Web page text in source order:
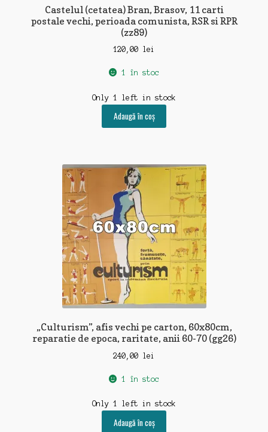
Castelul (cetatea) Bran, Brasov, 11 carti
postale vechi, perioada comunista, RSR si RPR
(zz89)
120,00 lei
1 în stoc
Only 1 left in stock
Adaugă în coș
„Culturism”, afis vechi pe carton, 60x80cm,
reparatie de epoca, raritate, anii 60-70 (gg26)
240,00 lei
1 în stoc
Only 1 left in stock
Adaugă în coș